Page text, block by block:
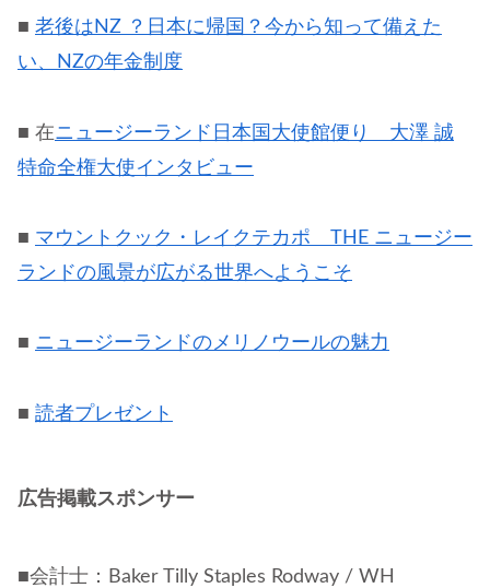
■ 老後はNZ ？日本に帰国？今から知って備えた
い、NZの年金制度
■ 在ニュージーランド日本国大使館便り 大澤 誠
特命全権大使インタビュー
■ マウントクック・レイクテカポ THE ニュージー
ランドの風景が広がる世界へようこそ
■ ニュージーランドのメリノウールの魅力
■ 読者プレゼント
広告掲載スポンサー
■会計士：Baker Tilly Staples Rodway / WH